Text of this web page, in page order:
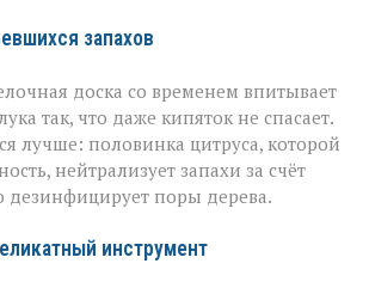
запахов
доска со временем впитывает
так, что даже кипяток не спасает.
лучше: половинка цитруса, которой
нейтрализует запахи за счёт
дезинфицирует поры дерева.
инструмент